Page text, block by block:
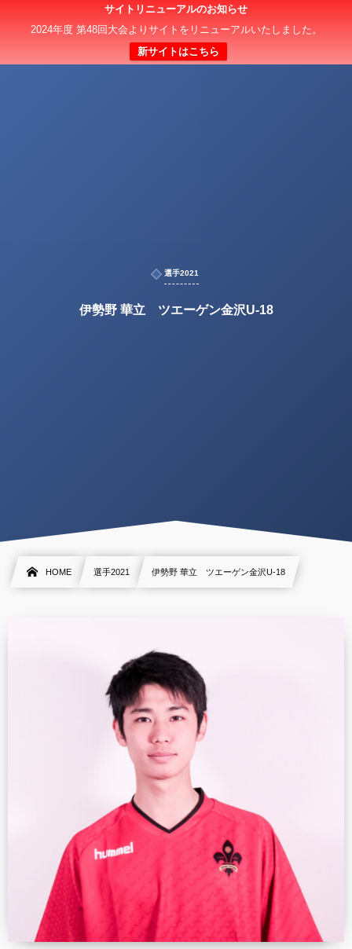
サイトリニューアルのお知らせ
2024年度 第48回大会よりサイトをリニューアルいたしました。
新サイトはこちら
選手2021
伊勢野 華立 ツエーゲン金沢U-18
HOME 選手2021 伊勢野 華立 ツエーゲン金沢U-18